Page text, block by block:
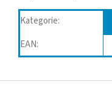
Kategorie:
EAN: